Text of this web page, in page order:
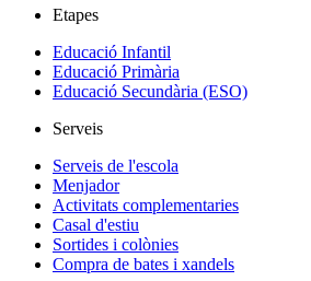
Etapes
Educació Infantil
Educació Primària
Educació Secundària (ESO)
Serveis
Serveis de l'escola
Menjador
Activitats complementaries
Casal d'estiu
Sortides i colònies
Compra de bates i xandels